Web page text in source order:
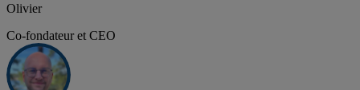
Olivier
Co-fondateur et CEO